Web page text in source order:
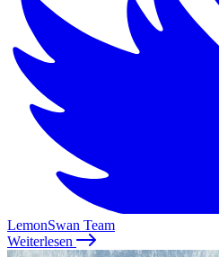
LemonSwan Team
Weiterlesen